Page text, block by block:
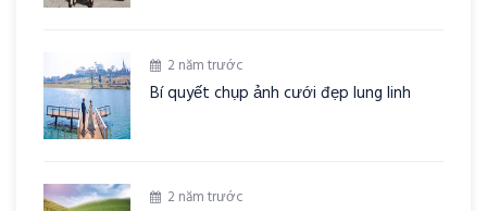
2 năm trước
Bí quyết chụp ảnh cưới đẹp lung linh
2 năm trước